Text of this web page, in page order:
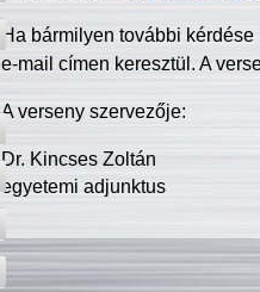
Ha bármilyen további
e-mail címen keresztül. A
A verseny szervezője:
Dr. Kincses Zoltán
egyetemi adjunktus